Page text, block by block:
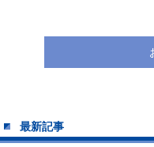
最新記事